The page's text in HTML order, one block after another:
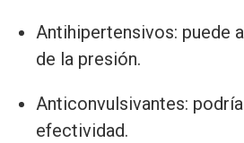
Antihipertensivos: puede
de la presión.
Anticonvulsivantes:
efectividad.